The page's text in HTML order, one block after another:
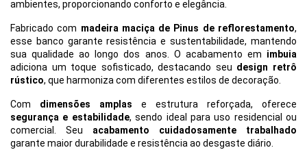
ambientes, proporcionando conforto e elegância.
Fabricado com madeira maciça de Pinus de reflorestamento,
esse banco garante resistência e sustentabilidade, mantendo
sua qualidade ao longo dos anos. O acabamento em imbuia
adiciona um toque sofisticado, destacando seu design retrô
rústico, que harmoniza com diferentes estilos de decoração.
Com dimensões amplas
segurança e estabilidade, sendo ideal para uso residencial ou
comercial. Seu acabamento cuidadosamente trabalhado
garante maior durabilidade e resistência ao desgaste diário.